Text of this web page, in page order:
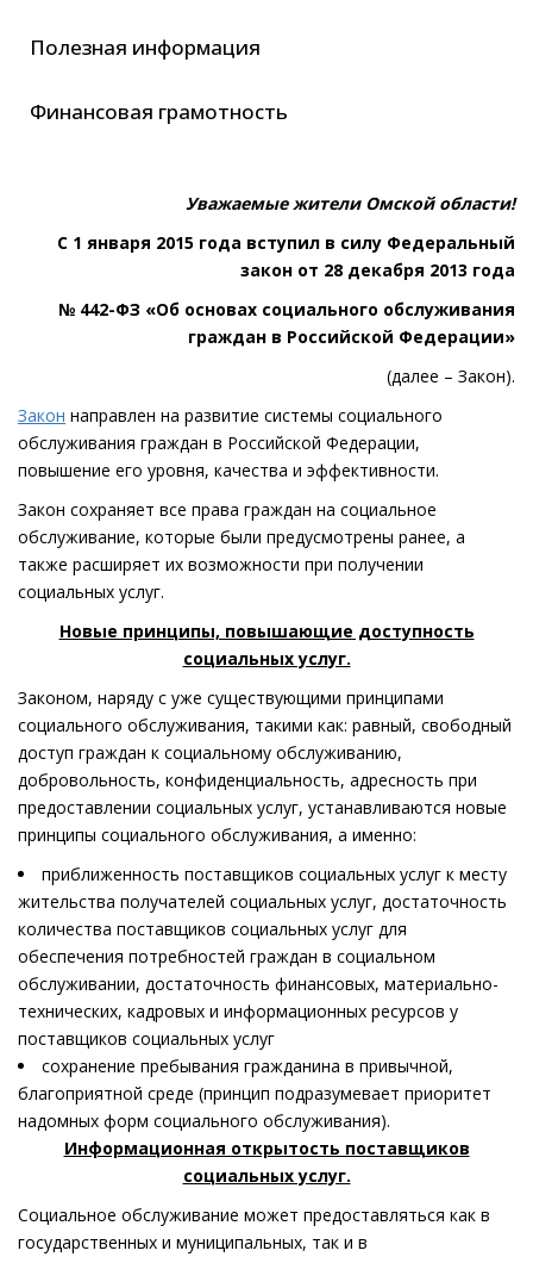
Полезная информация
Финансовая грамотность
Уважаемые жители Омской области!
С 1 января 2015 года вступил в силу Федеральный
закон от 28 декабря 2013 года
№ 442-ФЗ «Об основах социального обслуживания
граждан в Российской Федерации»
(далее – Закон).
Закон направлен на развитие системы социального
обслуживания граждан в Российской Федерации,
повышение его уровня, качества и эффективности.
Закон сохраняет все права граждан на социальное
обслуживание, которые были предусмотрены ранее, а
также расширяет их возможности при получении
социальных услуг.
Новые принципы, повышающие доступность
социальных услуг.
Законом, наряду с уже существующими принципами
социального обслуживания, такими как: равный, свободный
доступ граждан к социальному обслуживанию,
добровольность, конфиденциальность, адресность при
предоставлении социальных услуг, устанавливаются новые
принципы социального обслуживания, а именно:
приближенность поставщиков социальных услуг к месту
жительства получателей социальных услуг, достаточность
количества поставщиков социальных услуг для
обеспечения потребностей граждан в социальном
обслуживании, достаточность финансовых, материально-
технических, кадровых и информационных ресурсов у
поставщиков социальных услуг
сохранение пребывания гражданина в привычной,
благоприятной среде (принцип подразумевает приоритет
надомных форм социального обслуживания).
Информационная открытость поставщиков
социальных услуг.
Социальное обслуживание может предоставляться как в
государственных и муниципальных, так и в